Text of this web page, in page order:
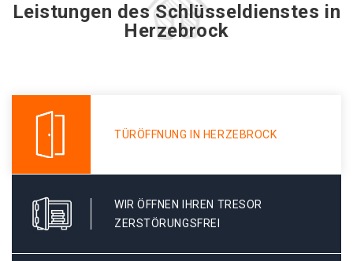
Leistungen des Schlüsseldienstes in
Herzebrock
TÜRÖFFNUNG IN HERZEBROCK
WIR ÖFFNEN IHREN TRESOR
ZERSTÖRUNGSFREI